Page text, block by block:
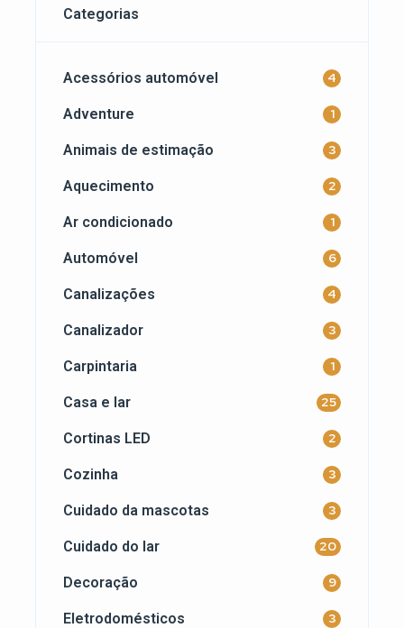
Categorias
Acessórios automóvel 4
Adventure 1
Animais de estimação 3
Aquecimento 2
Ar condicionado 1
Automóvel 6
Canalizações 4
Canalizador 3
Carpintaria 1
Casa e lar 25
Cortinas LED 2
Cozinha 3
Cuidado da mascotas 3
Cuidado do lar 20
Decoração 9
Eletrodomésticos 3